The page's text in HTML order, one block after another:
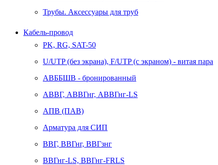
Трубы. Аксессуары для труб
Кабель-провод
PK, RG, SAT-50
U/UTP (без экрана), F/UTP (с экраном) - витая пара
АВББШВ - бронированный
АВВГ, АВВГнг, АВВГнг-LS
АПВ (ПАВ)
Арматура для СИП
ВВГ, ВВГнг, ВВГзнг
ВВГнг-LS, ВВГнг-FRLS